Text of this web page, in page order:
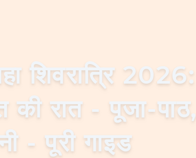
शिवरात्रि
की रात - पूजा-
- पूरी गाइड